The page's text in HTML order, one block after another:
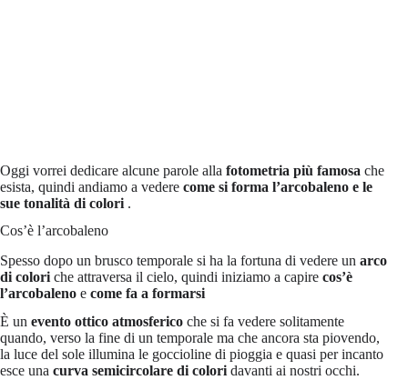
Oggi vorrei dedicare alcune parole alla fotometria più famosa che
esista, quindi andiamo a vedere come si forma l’arcobaleno e le
sue tonalità di colori .
Cos’è l’arcobaleno
Spesso dopo un brusco temporale si ha la fortuna di vedere un arco
di colori che attraversa il cielo, quindi iniziamo a capire cos’è
l’arcobaleno e come fa a formarsi
È un evento ottico atmosferico che si fa vedere solitamente
quando, verso la fine di un temporale ma che ancora sta piovendo,
la luce del sole illumina le goccioline di pioggia e quasi per incanto
esce una curva semicircolare di colori davanti ai nostri occhi.